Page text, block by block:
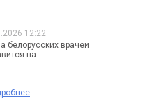
12:22
белорусских врачей
на...